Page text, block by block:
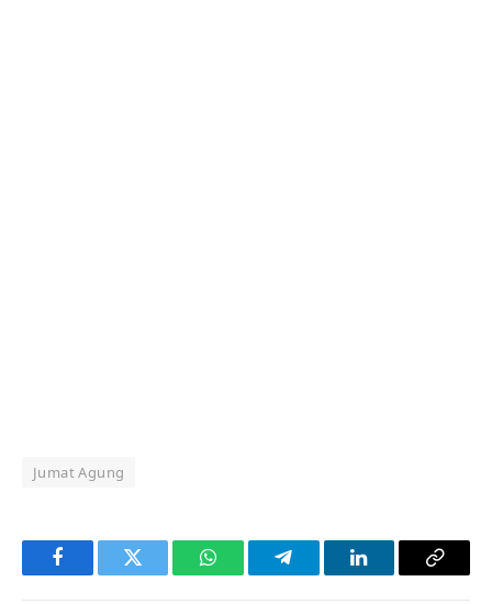
Jumat Agung
FacebookTwitter WhatsAppTelegramLinkedInCopy